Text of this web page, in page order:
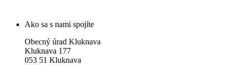
Ako sa s nami spojíte
Obecný úrad Kluknava
Kluknava 177
053 51 Kluknava